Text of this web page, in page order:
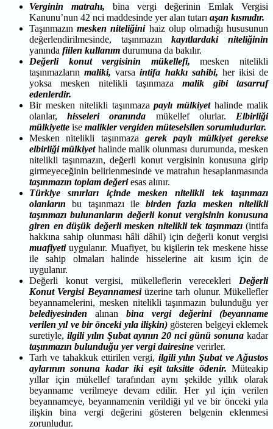
Verginin matrahı, bina vergi değerinin Emlak Vergisi
Kanunu’nun 42 nci maddesinde yer alan tutarı aşan kısmıdır.
Taşınmazınmesken niteliğinihaiz olup olmadığı hususunun
değerlendirilmesinde, taşınmazınkayıtlardaki niteliğinin
yanında fiilen kullanım durumuna da bakılır.
Değerli konut vergisinin mükellefi, mesken nitelikli
taşınmazlarınmaliki, varsaintifa hakkı sahibi, her ikisi de
yoksa mesken nitelikli taşınmazamalik gibi tasarruf
edenlerdir.
Bir mesken nitelikli taşınmazapaylı mülkiyethalinde malik
olanlar,hisseleri oranında mükellef olurlar. Elbirliği
mülkiyette ise malikler vergiden müteselsilen sorumludurlar.
Mesken nitelikli taşınmaza gerek paylı mülkiyet gerekse
elbirliği mülkiyethalinde malik olunması durumunda, mesken
nitelikli taşınmazın, değerli konut vergisinin konusuna girip
girmeyeceğinin belirlenmesinde ve matrahın hesaplanmasında
taşınmazın toplam değeriesas alınır.
Türkiye sınırları içinde mesken nitelikli tek taşınmazı
olanların bu taşınmazı ilebirden fazla mesken nitelikli
taşınmazı bulunanların değerli konut vergisinin konusuna
giren en düşük değerli mesken nitelikli tek taşınmazı(intifa
hakkına sahip olunması hâli dâhil) için değerli konut vergisi
muafiyetiuygulanır. Muafiyet, bu kişilerin tek meskene hisse
ile sahip olmaları halinde hisselerine ait kısım için de
uygulanır.
Değerli konut vergisi, mükelleflerin verecekleri Değerli
Konut Vergisi Beyannamesiüzerine tarh olunur. Mükellefler
beyannamelerini, mesken nitelikli taşınmazın bulunduğu yer
belediyesinden alınan bina vergi değerini (beyanname
verilen yıl ve bir önceki yıla ilişkin) gösteren belgeyi eklemek
suretiyle, ilgili yılın Şubat ayının 20 nci günü sonuna kadar
taşınmazın bulunduğu yer vergi dairesine verirler.
Tarh ve tahakkuk ettirilen vergi, ilgili yılın Şubat ve Ağustos
aylarının sonuna kadar iki eşit taksitte ödenir. Müteakip
yıllar için mükellef tarafından aynı şekilde yıllık olarak
beyanname verilmeye devam edilir. Her yıl için verilen
beyannameye, beyannamenin verildiği yıl ve bir önceki yıla
ilişkin bina vergi değerini gösteren belgenin eklenmesi
zorunludur.